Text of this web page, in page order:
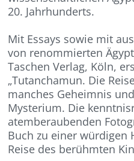
20. Jahrhunderts.
Mit Essays sowie mit
von renommierten
Taschen Verlag, Köln,
„Tutanchamun. Die
manches Geheimnis
Mysterium. Die
atemberaubenden
Buch zu einer würdigen
Reise des berühmten